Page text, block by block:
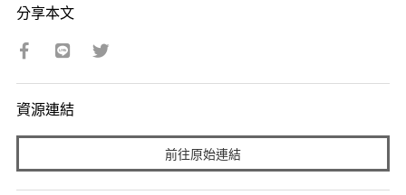
分享本文
資源連結
前往原始連結